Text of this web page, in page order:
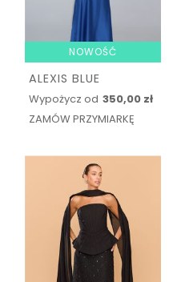
NOWOŚĆ
ALEXIS BLUE
Wypożycz od 350,00 zł
ZAMÓW PRZYMIARKĘ